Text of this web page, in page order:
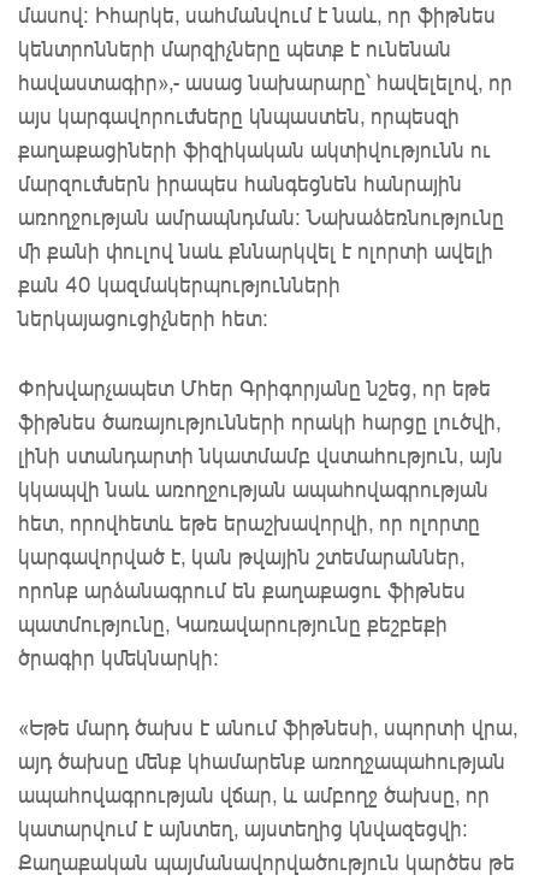
մասով: Իհարկե, սահմանվում է նաև, որ ֆիթնես
կենտրոնների մարզիչները պետք է ունենան
հավաստագիր»,- ասաց նախարարը՝ հավելելով, որ
այս կարգավորումները կնպաստեն, որպեսզի
քաղաքացիների ֆիզիկական ակտիվությունն ու
մարզումներն իրապես հանգեցնեն հանրային
առողջության ամրապնդման: Նախաձեռնությունը
մի քանի փուլով նաև քննարկվել է ոլորտի ավելի
քան 40 կազմակերպությունների
ներկայացուցիչների հետ:
Փոխվարչապետ Մհեր Գրիգորյանը նշեց, որ եթե
ֆիթնես ծառայությունների որակի հարցը լուծվի,
լինի ստանդարտի նկատմամբ վստահություն, այն
կկապվի նաև առողջության ապահովագրության
հետ, որովհետև եթե երաշխավորվի, որ ոլորտը
կարգավորված է, կան թվային շտեմարաններ,
որոնք արձանագրում են քաղաքացու ֆիթնես
պատմությունը, Կառավարությունը քեշբեքի
ծրագիր կմեկնարկի:
«Եթե մարդ ծախս է անում ֆիթնեսի, սպորտի վրա,
այդ ծախսը մենք կհամարենք առողջապահության
ապահովագրության վճար, և ամբողջ ծախսը, որ
կատարվում է այնտեղ, այստեղից կնվազեցվի:
Քաղաքական պայմանավորվածություն կարծես թե